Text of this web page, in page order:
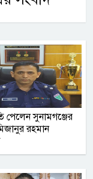
পেলেন সুনামগঞ্জের
রহমান